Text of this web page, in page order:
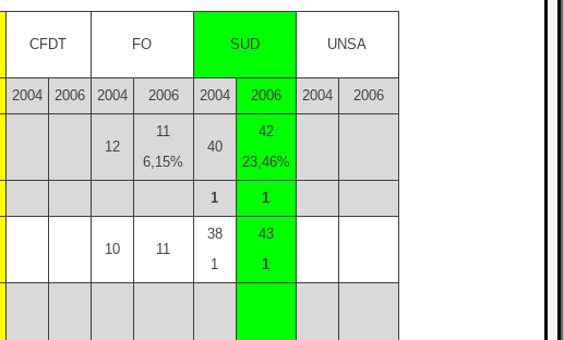
CFDT FO SUD UNSA
2004 2006 2004 2006 2004 2006 2004 2006
12
11
6,15%
40
42
23,46%
1 1
10 11
38
1
43
1